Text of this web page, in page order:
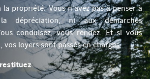
propriété. Vous n'avez pas à penser à
dépréciation, ni aux démarches
conduisez, vous rendez. Et si vous
vos loyers sont passés en charges.